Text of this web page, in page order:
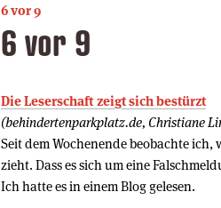
6 vor 9
6 vor 9
Die Leserschaft zeigt sich bestürzt
(behindertenparkplatz.de, Christiane
Seit dem Wochenende beobachte ich,
zieht. Dass es sich um eine
Ich hatte es in einem Blog gelesen.